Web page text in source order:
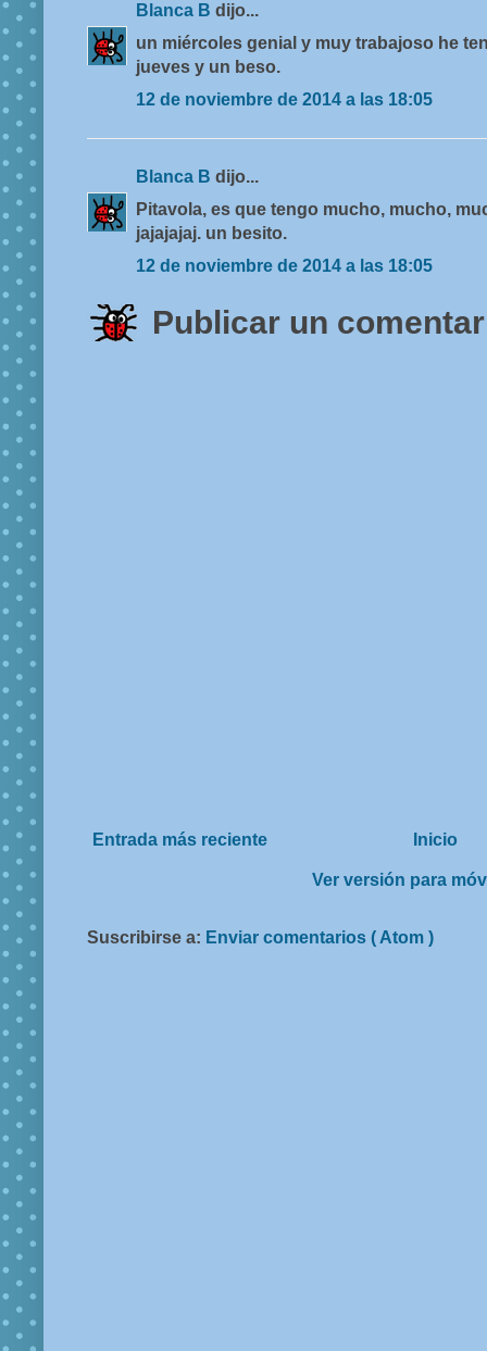
Blanca B dijo...
un miércoles genial y muy trabajoso he
jueves y un beso.
12 de noviembre de 2014 a las 18:05
Blanca B dijo...
Pitavola, es que tengo mucho, mucho,
jajajajaj. un besito.
12 de noviembre de 2014 a las 18:05
Publicar un
Entrada más reciente Inicio
Ver versión para
Suscribirse a: Enviar comentarios ( Atom )